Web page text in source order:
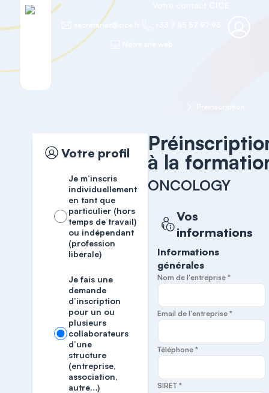
secretariat@cice.fr
Votre profil
Je m’inscris
individuellement
en tant que
particulier (hors
temps de travail)
ou indépendant
(profession
libérale)
Je fais une
demande
d’inscription
pour un ou
plusieurs
collaborateurs
d’une
structure
(entreprise,
association,
autre…)
à la
ONCOLOGY
Vos
informations
Informations
générales
Nom de l'entreprise *
Email de l'entreprise *
Téléphone *
SIRET *